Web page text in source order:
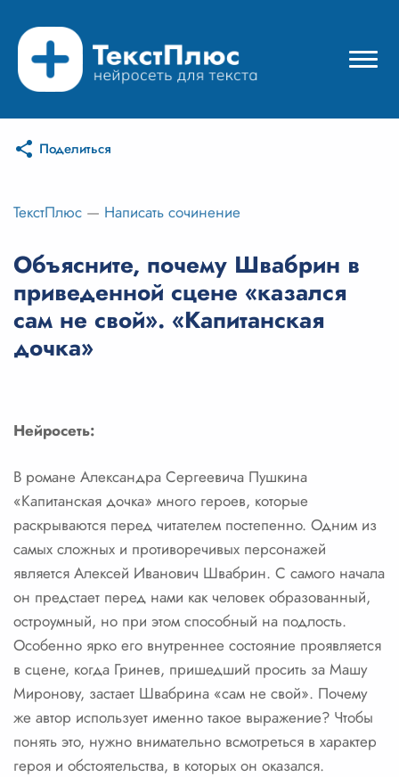
Режимы нейросети
Цены
Вход
Вход с Telegram
Поделиться
ТекстПлюс — Написать сочинение
Объясните, почему Швабрин в
приведенной сцене «казался
сам не свой». «Капитанская
дочка»
Нейросеть:
В романе Александра Сергеевича Пушкина
«Капитанская дочка» много героев, которые
раскрываются перед читателем постепенно. Одним из
самых сложных и противоречивых персонажей
является Алексей Иванович Швабрин. С самого начала
он предстает перед нами как человек образованный,
остроумный, но при этом способный на подлость.
Особенно ярко его внутреннее состояние проявляется
в сцене, когда Гринев, пришедший просить за Машу
Миронову, застает Швабрина «сам не свой». Почему
же автор использует именно такое выражение? Чтобы
понять это, нужно внимательно всмотреться в характер
героя и обстоятельства, в которых он оказался.